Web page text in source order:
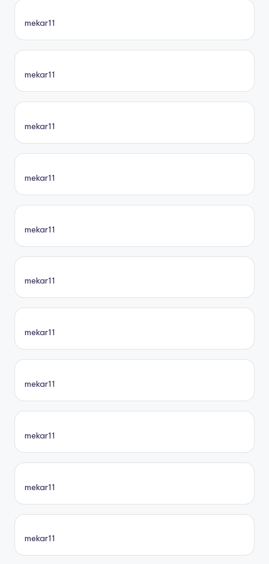
mekar11
mekar11
mekar11
mekar11
mekar11
mekar11
mekar11
mekar11
mekar11
mekar11
mekar11